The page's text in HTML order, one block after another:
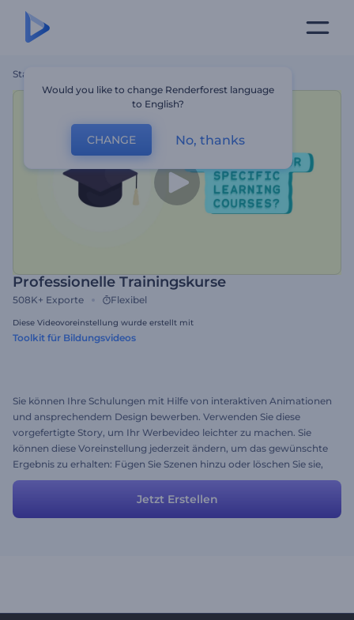
Startseite
Professionelle Trainingskurse
508K+ Exporte Flexibel
Diese Videovoreinstellung wurde erstellt mit
Toolkit für Bildungsvideos
Sie können Ihre Schulungen mit Hilfe von interaktiven Animationen
und ansprechendem Design bewerben. Verwenden Sie diese
vorgefertigte Story, um Ihr Werbevideo leichter zu machen. Sie
können diese Voreinstellung jederzeit ändern, um das gewünschte
Ergebnis zu erhalten: Fügen Sie Szenen hinzu oder löschen Sie sie,
laden Sie Bilder und Musik hoch und ändern Sie die Texte.
Jetzt Erstellen
Would you like to change Renderforest language
to English?
CHANGE No, thanks